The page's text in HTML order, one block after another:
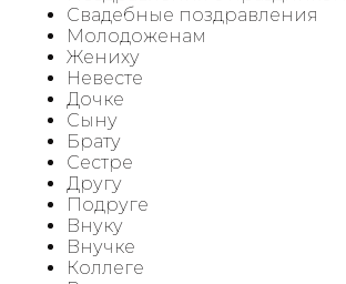
Свадебные поздравления
Молодоженам
Жениху
Невесте
Дочке
Сыну
Брату
Сестре
Другу
Подруге
Внуку
Внучке
Коллеге